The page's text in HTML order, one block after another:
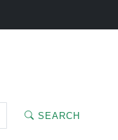
SEARCH